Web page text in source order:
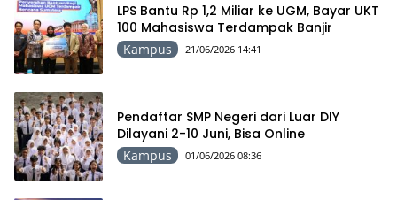
LPS Bantu Rp 1,2 Miliar ke UGM, Bayar UKT
100 Mahasiswa Terdampak Banjir
Kampus 21/06/2026 14:41
Pendaftar SMP Negeri dari Luar DIY
Dilayani 2-10 Juni, Bisa Online
Kampus 01/06/2026 08:36